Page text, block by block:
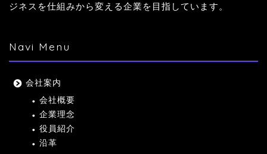
ジネスを仕組みから変える企業を目指しています。
Navi Menu
会社案内
会社概要
企業理念
役員紹介
沿革